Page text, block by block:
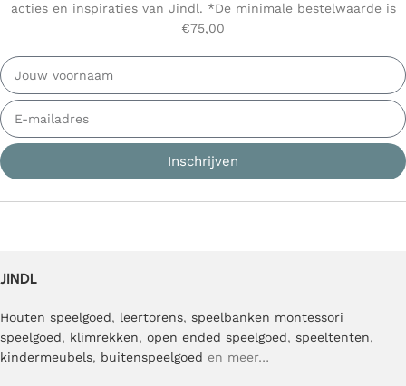
acties en inspiraties van Jindl. *De minimale bestelwaarde is
€75,00
Inschrijven
JINDL
Houten speelgoed, leertorens, speelbanken montessori
speelgoed, klimrekken, open ended speelgoed, speeltenten,
kindermeubels, buitenspeelgoed en meer…